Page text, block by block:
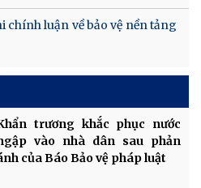
chính luận về bảo vệ nền tảng
trương khắc phục nước
vào nhà dân sau phản
của Báo Bảo vệ pháp luật